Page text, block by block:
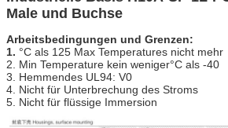
Male und Buchse
Arbeitsbedingungen und Grenzen:
1. °C als 125 Max Temperatures nicht mehr
2. Min Temperature kein weniger°C als -40
3. Hemmendes UL94: V0
4. Nicht für Unterbrechung des Stroms
5. Nicht für flüssige Immersion